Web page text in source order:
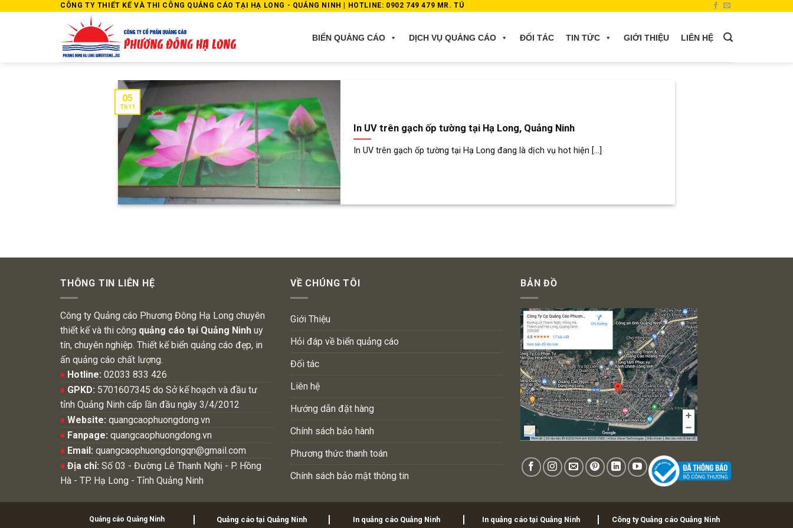
CÔNG TY THIẾT KẾ VÀ THI CÔNG QUẢNG CÁO TẠI HẠ LONG - QUẢNG NINH | HOTLINE: 0902 749 479 MR. TÚ
BIỂN QUẢNG CÁO DỊCH VỤ QUẢNG CÁO ĐỐI TÁC TIN TỨC GIỚI THIỆU LIÊN HỆ
In UV trên gạch ốp tường tại Hạ Long, Quảng Ninh
In UV trên gạch ốp tường tại Hạ Long đang là dịch vụ hot hiện [...]
05
Th11
THÔNG TIN LIÊN HỆ
Công ty Quảng cáo Phương Đông Hạ Long chuyên
thiết kế và thi công quảng cáo tại Quảng Ninh uy
tín, chuyên nghiệp. Thiết kế biển quảng cáo đẹp, in
ấn quảng cáo chất lượng.
♦ Hotline: 02033 833 426
♦ GPKD: 5701607345 do Sở kế hoạch và đầu tư
tỉnh Quảng Ninh cấp lần đầu ngày 3/4/2012
♦ Website: quangcaophuongdong.vn
♦ Fanpage: quangcaophuongdong.vn
♦ Email: quangcaophuongdongqn@gmail.com
♦ Địa chỉ: Số 03 - Đường Lê Thanh Nghị - P. Hồng
Hà - TP. Hạ Long - Tỉnh Quảng Ninh
VỀ CHÚNG TÔI
Giới Thiệu
Hỏi đáp về biển quảng cáo
Đối tác
Liên hệ
Hướng dẫn đặt hàng
Chính sách bảo hành
Phương thức thanh toán
Chính sách bảo mật thông tin
BẢN ĐỒ
Quảng cáo Quảng Ninh Quảng cáo tại Quảng Ninh In quảng cáo Quảng Ninh In quảng cáo tại Quảng Ninh Công ty Quảng cáo Quảng Ninh